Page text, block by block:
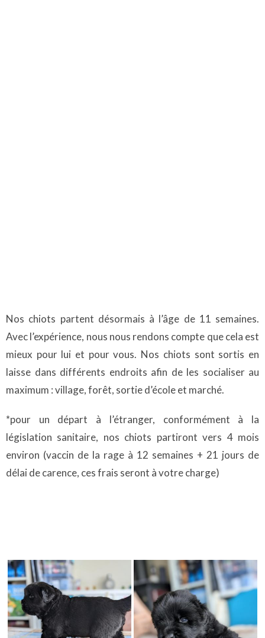
Nos chiots partent désormais à l’âge de 11 semaines.
Avec l’expérience, nous nous rendons compte que cela est
mieux pour lui et pour vous. Nos chiots sont sortis en
laisse dans différents endroits afin de les socialiser au
maximum : village, forêt, sortie d’école et marché.
*pour un départ à l’étranger, conformément à la
législation sanitaire, nos chiots partiront vers 4 mois
environ (vaccin de la rage à 12 semaines + 21 jours de
délai de carence, ces frais seront à votre charge)